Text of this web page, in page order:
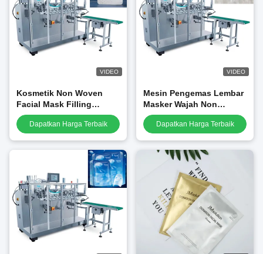
VIDEO
Kosmetik Non Woven
Facial Mask Filling
Sealing Machine 70mm
Dapatkan Harga Terbaik
VIDEO
Mesin Pengemas Lembar
Masker Wajah Non
Woven Kosmetik 260mm
Dapatkan Harga Terbaik